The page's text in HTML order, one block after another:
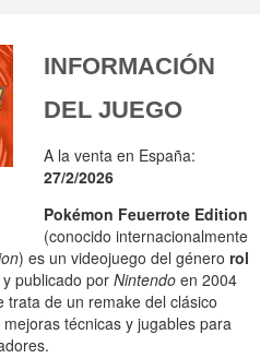
INFORMACIÓN
DEL JUEGO
A la venta en España:
27/2/2026
Pokémon Feuerrote Edition
(conocido internacionalmente
) es un videojuego del génerorol
y publicado porNintendo en 2004
trata de un remake del clásico
técnicas y jugables para